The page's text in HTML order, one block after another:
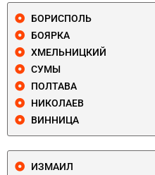
БОРИСПОЛЬ
БОЯРКА
ХМЕЛЬНИЦКИЙ
СУМЫ
ПОЛТАВА
НИКОЛАЕВ
ВИННИЦА
ИЗМАИЛ